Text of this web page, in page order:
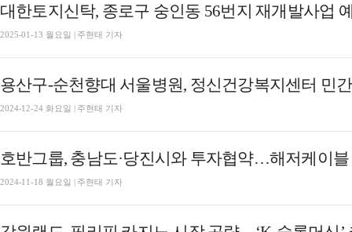
대한토지신탁, 종로구 숭인동 56번지 재개발사업
2025-01-13 월요일 | 주현태 기자
용산구-순천향대 서울병원, 정신건강복지센터 민
2024-12-24 화요일 | 주현태 기자
호반그룹, 충남도·당진시와 투자협약…해저케이블
2024-11-18 월요일 | 주현태 기자